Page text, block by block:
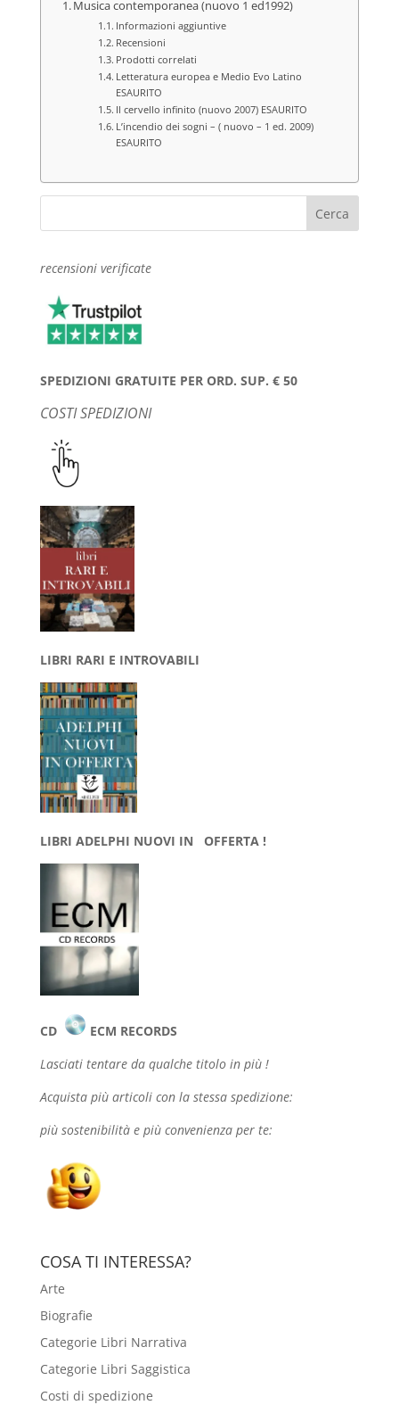
Musica contemporanea (nuovo 1 ed1992)
Informazioni aggiuntive
Recensioni
Prodotti correlati
Letteratura europea e Medio Evo Latino
ESAURITO
Il cervello infinito (nuovo 2007) ESAURITO
L’incendio dei sogni – ( nuovo – 1 ed. 2009)
ESAURITO
recensioni verificate
SPEDIZIONI GRATUITE PER ORD. SUP. € 50
COSTI SPEDIZIONI
LIBRI RARI E INTROVABILI
LIBRI ADELPHI NUOVI IN OFFERTA !
CD
ECM RECORDS
Lasciati tentare da qualche titolo in più !
Acquista più articoli con la stessa spedizione:
più sostenibilità e più convenienza per te:
COSA TI INTERESSA?
Arte
Biografie
Categorie Libri Narrativa
Categorie Libri Saggistica
Costi di spedizione